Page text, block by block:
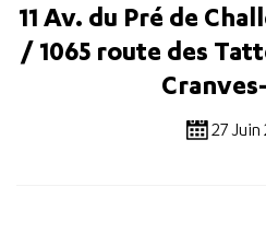
11 Av. du Pré de
/ 1065 route des
27